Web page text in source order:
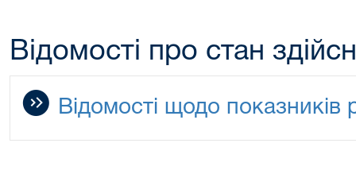
Відомості про стан
Відомості щодо показників